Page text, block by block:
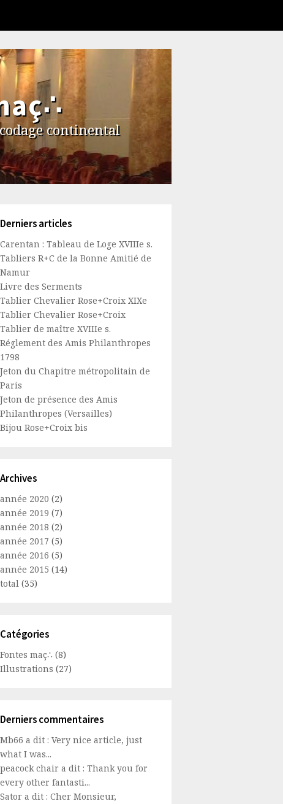
continental
Derniers articles
Carentan : Tableau de Loge XVIIIe s.
Tabliers R+C de la Bonne Amitié de
Namur
Livre des Serments
Tablier Chevalier Rose+Croix XIXe
Tablier Chevalier Rose+Croix
Tablier de maître XVIIIe s.
Réglement des Amis Philanthropes
1798
Jeton du Chapitre métropolitain de
Paris
Jeton de présence des Amis
Philanthropes (Versailles)
Bijou Rose+Croix bis
Archives
année 2020 (2)
année 2019 (7)
année 2018 (2)
année 2017 (5)
année 2016 (5)
année 2015 (14)
total (35)
Catégories
Fontes maç∴ (8)
Illustrations (27)
Derniers commentaires
Mb66 a dit : Very nice article, just
what I was...
peacock chair a dit : Thank you for
every other fantasti...
Sator a dit : Cher Monsieur,